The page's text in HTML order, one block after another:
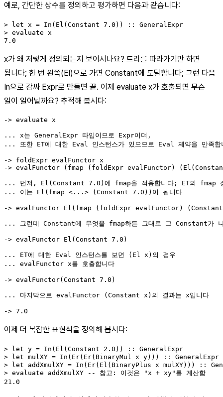
예로, 간단한 상수를 정의하고 평가하면 다음과 같습니다:
> let x = In(El(Constant 7.0)) :: GeneralExpr
> evaluate x
7.0
x가 왜 저렇게 정의되는지 보이시나요? 트리를 따라가기만 하면
됩니다; 한 번 왼쪽(El)으로 가면 Constant에 도달합니다; 그런 다음
In으로 감싸 Expr로 만들면 끝. 이제 evaluate x가 호출되면 무슨
일이 일어날까요? 추적해 봅시다:
-> evaluate x
... x는 GeneralExpr 타입이므로 Expr이며,
... 또한 ET에 대한 Eval 인스턴스가 있으므로 Eval 제약을 만족합
-> foldExpr evalFunctor x
-> evalFunctor (fmap (foldExpr evalFunctor)
... 먼저, El(Constant 7.0)에 fmap을 적용합니다; ET의 fmap
... 이는 El(fmap <...> (Constant 7.0))이 됩니다
-> evalFunctor El(fmap (foldExpr evalFunctor)
... 그런데 Constant에 무엇을 fmap하든 그대로 그 Constant가
-> evalFunctor El(Constant 7.0)
... ET에 대한 Eval 인스턴스를 보면 (El x)의 경우
... evalFunctor x를 호출합니다
-> evalFunctor(Constant 7.0)
... 마지막으로 evalFunctor (Constant x)의 결과는 x입니다
이제 더 복잡한 표현식을 정의해 봅시다:
> let y = In(El(Constant 2.0)) :: GeneralExpr
> let mulXY = In(Er(Er(BinaryMul x y))) :: GeneralExpr
> let addXmulXY = In(Er(El(BinaryPlus x mulXY))) ::
> evaluate addXmulXY -- 참고: 이것은 "x + xy"를 계산함
21.0